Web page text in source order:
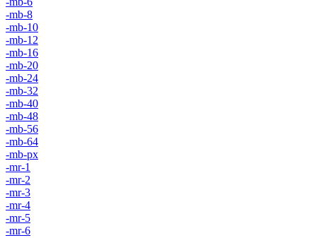
-mb-8
-mb-10
-mb-12
-mb-16
-mb-20
-mb-24
-mb-32
-mb-40
-mb-48
-mb-56
-mb-64
-mb-px
-mr-1
-mr-2
-mr-3
-mr-4
-mr-5
-mr-6